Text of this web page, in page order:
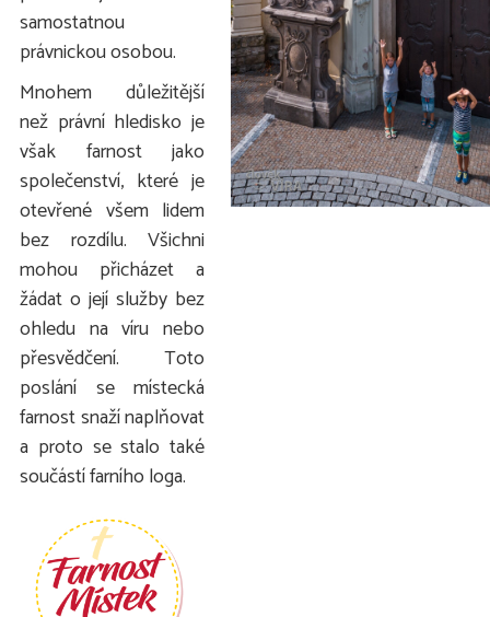
samostatnou
právnickou osobou.
Mnohem důležitější
než právní hledisko je
však farnost jako
společenství, které je
otevřené všem lidem
bez rozdílu. Všichni
mohou přicházet a
žádat o její služby bez
ohledu na víru nebo
přesvědčení. Toto
poslání se místecká
farnost snaží naplňovat
a proto se stalo také
součástí farního loga.